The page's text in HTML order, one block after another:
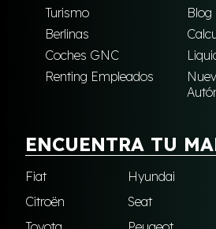
Turismo
Blog
Berlinas
Coches GNC
Renting Empleados
ENCUENTRA TU
Fiat Hyundai
Citroën
Seat